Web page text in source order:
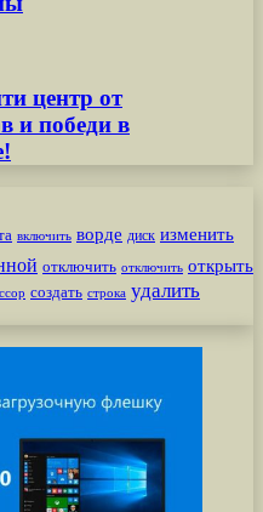
центр от
и победи в
включить ворде диск изменить
отключить отключить открыть
создать строка удалить